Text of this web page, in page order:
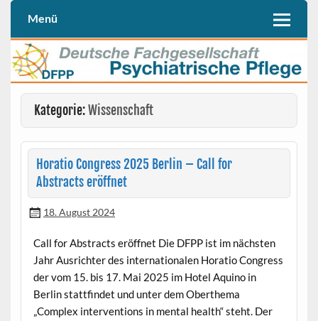
Skip
contentDFPP
Deutschen Fachgesellschaft Psychiatrische Pflege (DFPP e. V.)
Menü
Kategorie:Wissenschaft
Horatio Congress 2025 Berlin – Call for
Abstracts eröffnet
18. August 2024
Call for Abstracts eröffnet Die DFPP ist im nächsten
Jahr Ausrichter des internationalen Horatio Congress
der vom 15. bis 17. Mai 2025 im Hotel Aquino in
Berlin stattfindet und unter dem Oberthema
„Complex interventions in mental health“ steht. Der